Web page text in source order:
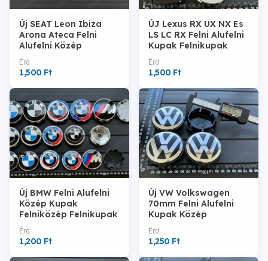
Új SEAT Leon Ibiza
Arona Ateca Felni
Alufelni Közép
Felnikupak Kupak
Érd
1,500 Ft
ÚJ Lexus RX UX NX Es
LS LC RX Felni Alufelni
Kupak Felnikupak
Felniközép
Érd
1,500 Ft
Új BMW Felni Alufelni
Közép Kupak
Felniközép Felnikupak
Kerékagy Embléma
Jel Sapka Porvédő
Érd
1,200 Ft
Új VW Volkswagen
70mm Felni Alufelni
Kupak Közép
Felnikupak
7L6601149B
Érd
1,250 Ft